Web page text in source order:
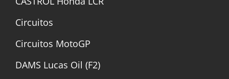
Circuitos
Circuitos MotoGP
DAMS Lucas Oil (F2)